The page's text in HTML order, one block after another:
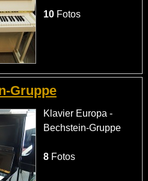
10Fotos
Gruppe
Klavier Europa -
Bechstein-Gruppe
8Fotos